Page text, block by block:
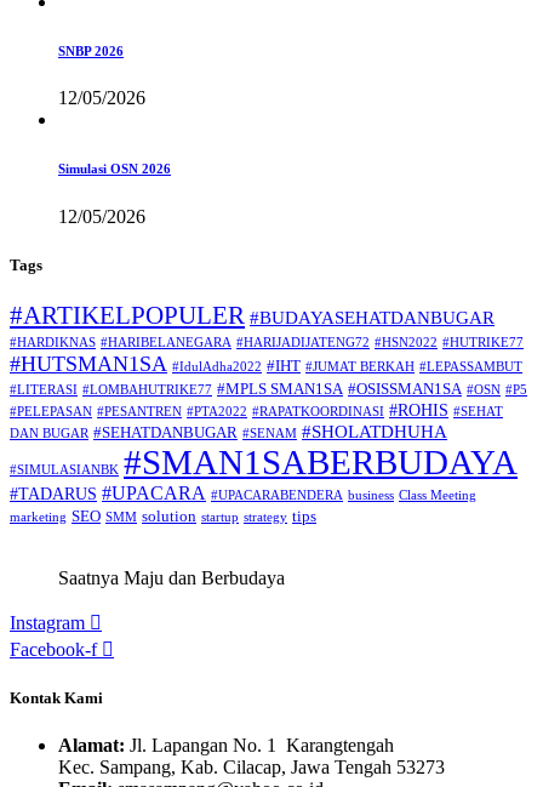
SNBP 2026
12/05/2026
Simulasi OSN 2026
12/05/2026
Tags
#ARTIKELPOPULER #BUDAYASEHATDANBUGAR
#HARDIKNAS #HARIBELANEGARA #HARIJADIJATENG72 #HSN2022 #HUTRIKE77
#HUTSMAN1SA #IdulAdha2022 #IHT #JUMAT BERKAH #LEPASSAMBUT
#LITERASI #LOMBAHUTRIKE77 #MPLS SMAN1SA #OSISSMAN1SA #OSN #P5
#PELEPASAN #PESANTREN #PTA2022 #RAPATKOORDINASI #ROHIS #SEHAT
DAN BUGAR #SEHATDANBUGAR #SENAM #SHOLATDHUHA
#SIMULASIANBK #SMAN1SABERBUDAYA
#TADARUS #UPACARA #UPACARABENDERA business Class Meeting
marketing SEO SMM solution startup strategy tips
Saatnya Maju dan Berbudaya
Instagram
Facebook-f
Kontak Kami
Alamat: Jl. Lapangan No. 1 Karangtengah
Kec. Sampang, Kab. Cilacap, Jawa Tengah 53273